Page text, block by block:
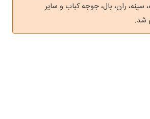
سینه، ران، بال، جوجه کباب و سایر
شد.